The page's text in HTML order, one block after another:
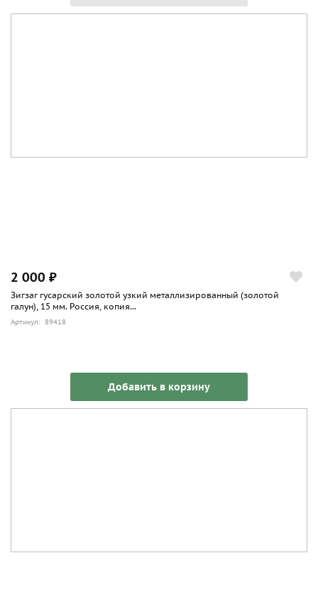
2 000 ₽
Зигзаг гусарский золотой узкий металлизированный (золотой
галун), 15 мм. Россия, копия...
Артикул: 89418
Добавить в корзину